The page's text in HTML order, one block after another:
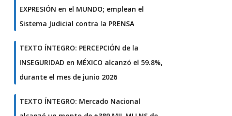
EXPRESIÓN en el MUNDO; emplean el
Sistema Judicial contra la PRENSA
TEXTO ÍNTEGRO: PERCEPCIÓN de la
INSEGURIDAD en MÉXICO alcanzó el 59.8%,
durante el mes de junio 2026
TEXTO ÍNTEGRO: Mercado Nacional